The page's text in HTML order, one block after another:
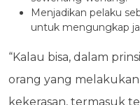
Menjadikan pelaku
untuk mengungkap
“Kalau bisa, dalam
orang yang
kekerasan, termasuk